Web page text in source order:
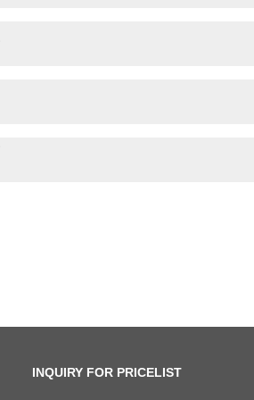
INQUIRY FOR PRICELIST